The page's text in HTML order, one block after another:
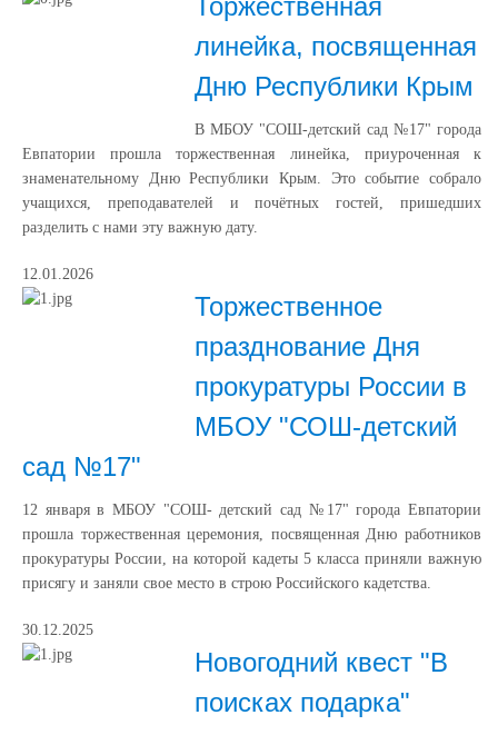
линейка, посвященная
Дню Республики Крым
В МБОУ "СОШ-детский сад №17" города
Евпатории прошла торжественная линейка, приуроченная к
знаменательному Дню Республики Крым. Это событие собрало
учащихся, преподавателей и почётных гостей, пришедших
разделить с нами эту важную дату.
12.01.2026
Торжественное
празднование Дня
прокуратуры России в
МБОУ "СОШ-детский
сад №17"
12 января в МБОУ "СОШ- детский сад №17" города Евпатории
прошла торжественная церемония, посвященная Дню работников
прокуратуры России, на которой кадеты 5 класса приняли важную
присягу и заняли свое место в строю Российского кадетства.
30.12.2025
Новогодний квест "В
поисках подарка"